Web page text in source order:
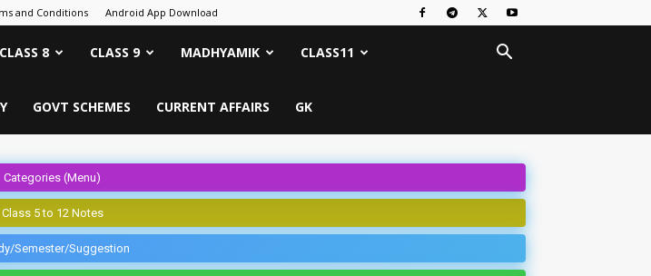
and Conditions Android App Download
CLASS 8 CLASS 9 MADHYAMIK CLASS11
GOVT SCHEMES CURRENT AFFAIRS GK
Categories (Menu)
Class 5 to 12 Notes
Semester/Suggestion